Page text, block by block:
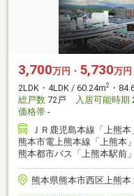
3,700万円・ 5,730万円
2LDK・4LDK / 60.24m2 ・
総戸数 72戸 入居可能時期
価格帯 -
ＪＲ鹿児島本線「上熊本
熊本市電上熊本線「上熊本
熊本都市バス「上熊本駅前
熊本県熊本市西区上熊本